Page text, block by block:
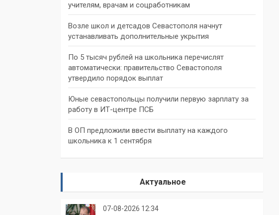
учителям, врачам и соцработникам
Возле школ и детсадов Севастополя начнут
устанавливать дополнительные укрытия
По 5 тысяч рублей на школьника перечислят
автоматически: правительство Севастополя
утвердило порядок выплат
Юные севастопольцы получили первую зарплату за
работу в ИТ-центре ПСБ
В ОП предложили ввести выплату на каждого
школьника к 1 сентября
Актуальное
07-08-2026 12:34